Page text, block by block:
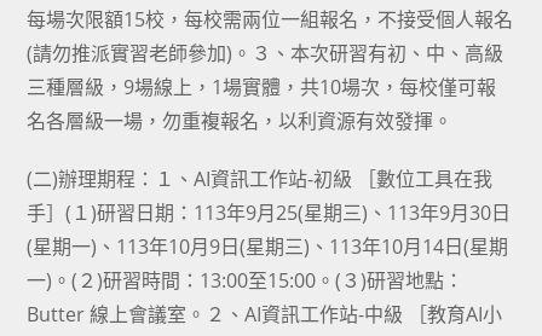
每場次限額15校，每校需兩位一組報名，不接受個人報名
(請勿推派實習老師參加)。３、本次研習有初、中、高級
三種層級，9場線上，1場實體，共10場次，每校僅可報
名各層級一場，勿重複報名，以利資源有效發揮。
(二)辦理期程：１、AI資訊工作站-初級 ［數位工具在我
手］(１)研習日期：113年9月25(星期三)、113年9月30日
(星期一)、113年10月9日(星期三)、113年10月14日(星期
一)。(２)研習時間：13:00至15:00。(３)研習地點：
Butter 線上會議室。２、AI資訊工作站-中級 ［教育AI小